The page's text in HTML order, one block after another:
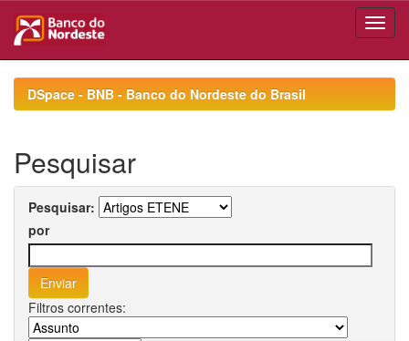
navigationDSpace - BNB - Banco do Nordeste do Brasil
Pesquisar
Pesquisar:
por
Filtros correntes: